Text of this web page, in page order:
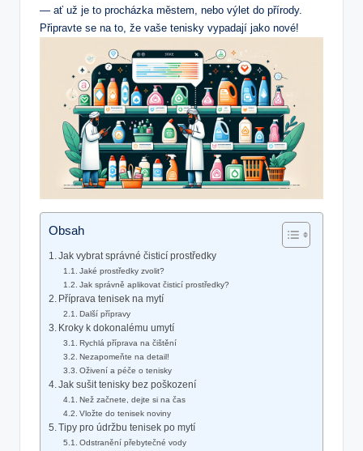
— ať už je to procházka městem, nebo výlet do přírody.
Připravte se na to, že vaše tenisky vypadají jako nové!
Obsah
Jak vybrat správné čisticí prostředky
Jaké prostředky zvolit?
Jak správně aplikovat čisticí prostředky?
Příprava tenisek na mytí
Další přípravy
Kroky k dokonalému umytí
Rychlá příprava na čištění
Nezapomeňte na detail!
Oživení a péče o tenisky
Jak sušit tenisky bez poškození
Než začnete, dejte si na čas
Vložte do tenisek noviny
Tipy pro údržbu tenisek po mytí
Odstranění přebytečné vody